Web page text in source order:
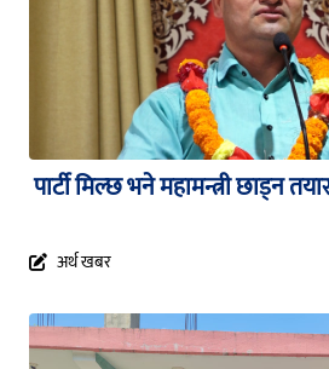
पार्टी मिल्छ भने महामन्त्री छाड्न
अर्थ खबर